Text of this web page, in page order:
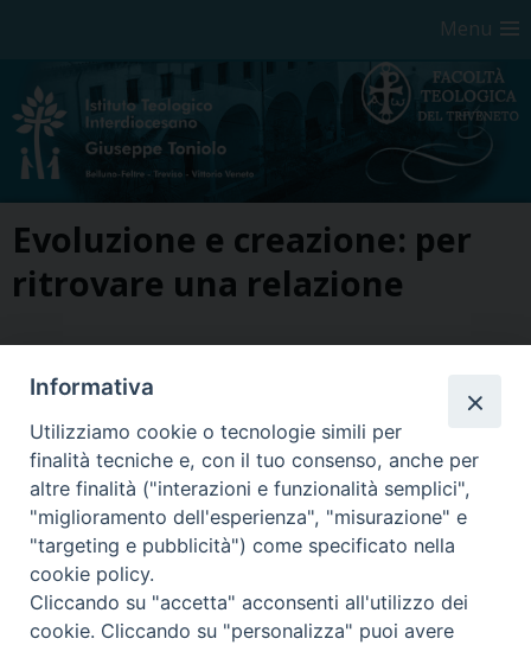
Menu
content
Evoluzione e creazione: per
ritrovare una relazione
Seminario Vescovile di Treviso
p.tta Benedetto XI, 2
31100 Treviso
Tel. 0422 324835
segreteria@itigt.it
Informativa
Utilizziamo cookie o tecnologie simili per
finalità tecniche e, con il tuo consenso, anche per
altre finalità ("interazioni e funzionalità semplici",
"miglioramento dell'esperienza", "misurazione" e
"targeting e pubblicità") come specificato nella
cookie policy.
Cliccando su "accetta" acconsenti all'utilizzo dei
cookie. Cliccando su "personalizza" puoi avere